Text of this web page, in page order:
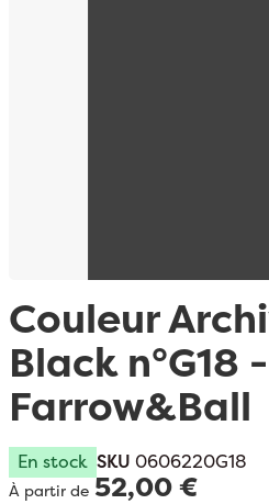
Couleur
Black n°G18 -
Farrow&Ball
En stock SKU 0606220G18
À partir de 52,00 €